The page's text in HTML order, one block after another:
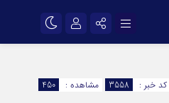
ایتا
کد خبر : 3558 مشاهده : 450